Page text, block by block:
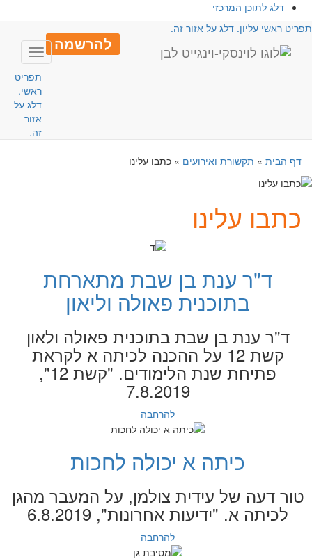
דלג לתוכן המרכזי
ראשי עליון. דלג על אזור זה.
להרשמה
Toggle
תפריט
ראשי.
דלג על
אזור
זה.
דף הבית» תקשורת ואירועים» כתבו עלינו
כתבו עלינו
ד"ר ענת בן שבת מתארחת
בתוכנית פאולה וליאון
ד"ר ענת בן שבת בתוכנית פאולה ולאון
קשת 12 על ההכנה לכיתה א לקראת
פתיחת שנת הלימודים. "קשת 12",
7.8.2019
להרחבה
כיתה א יכולה לחכות
טור דעה של עידית צולמן, על המעבר מהגן
לכיתה א. "ידיעות אחרונות", 6.8.2019
להרחבה